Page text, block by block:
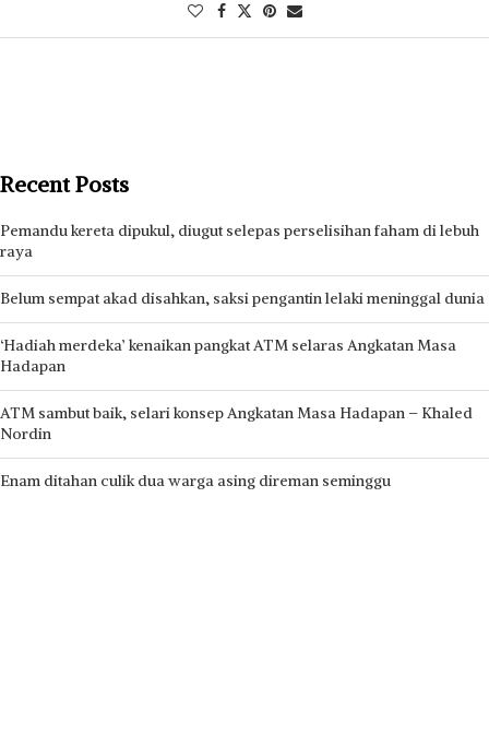
Recent Posts
Pemandu kereta dipukul, diugut selepas perselisihan faham di lebuh
raya
Belum sempat akad disahkan, saksi pengantin lelaki meninggal dunia
‘Hadiah merdeka’ kenaikan pangkat ATM selaras Angkatan Masa
Hadapan
ATM sambut baik, selari konsep Angkatan Masa Hadapan – Khaled
Nordin
Enam ditahan culik dua warga asing direman seminggu